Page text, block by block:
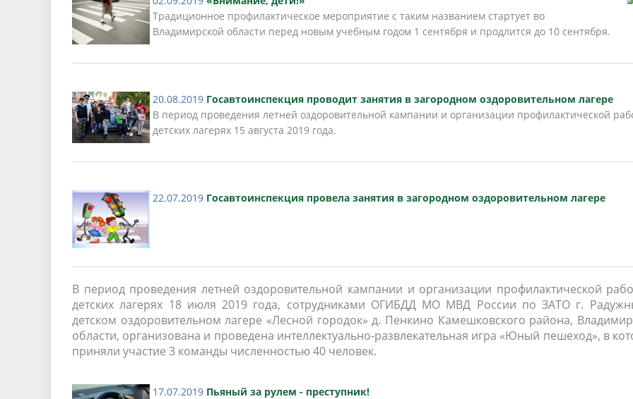
Песни о городе
Защита населения Технопарковая зона
Градостроительная деятельность
Инициативные проекты Реализация Национальных
условий труда
Координационные и совещательные
Муниципальные закупки Муниципальный контроль
Противодействие коррупции
Муниципально - частное
Результаты проверок
Традиционное профилактическое мероприятие с таким названием стартует во
Владимирской области перед новым учебным годом 1 сентября и продлится до 10 сентября.
20.08.2019 Госавтоинспекция проводит занятия в загородном оздоровительном лагере
В период проведения летней оздоровительной кампании и организации профилактической
детских лагерях 15 августа 2019 года.
22.07.2019 Госавтоинспекция провела занятия в загородном оздоровительном лагере
В период проведения летней оздоровительной кампании и организации профилактической
детских лагерях 18 июля 2019 года, сотрудниками ОГИБДД МО МВД России по ЗАТО г.
детском оздоровительном лагере «Лесной городок» д. Пенкино Камешковского района,
области, организована и проведена интеллектуально-развлекательная игра «Юный пешеход», в
приняли участие 3 команды численностью 40 человек.
17.07.2019 Пьяный за рулем - преступник!